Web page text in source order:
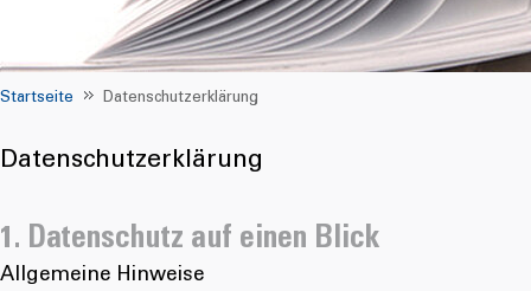
Startseite Datenschutzerklärung
Datenschutzerklärung
1. Datenschutz auf einen Blick
Allgemeine Hinweise